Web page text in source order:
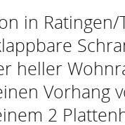
in
heller
Vorhang
2